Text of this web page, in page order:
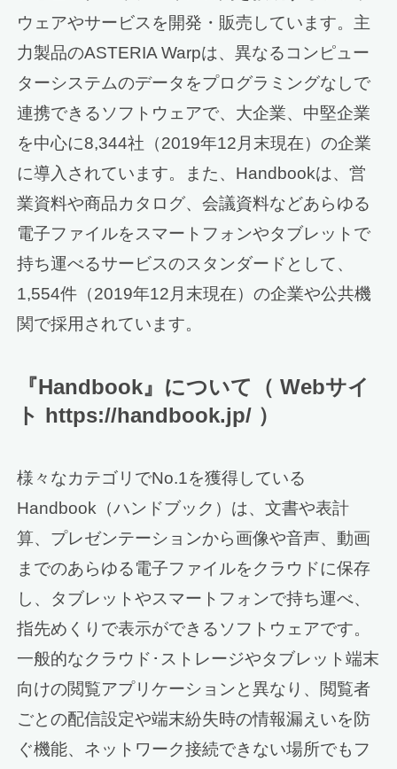
ウェアやサービスを開発・販売しています。主
力製品のASTERIA Warpは、異なるコンピュー
ターシステムのデータをプログラミングなしで
連携できるソフトウェアで、大企業、中堅企業
を中心に8,344社（2019年12月末現在）の企業
に導入されています。また、Handbookは、営
業資料や商品カタログ、会議資料などあらゆる
電子ファイルをスマートフォンやタブレットで
持ち運べるサービスのスタンダードとして、
1,554件（2019年12月末現在）の企業や公共機
関で採用されています。
『Handbook』について（ Webサイ
ト https://handbook.jp/ ）
様々なカテゴリでNo.1を獲得している
Handbook（ハンドブック）は、文書や表計
算、プレゼンテーションから画像や音声、動画
までのあらゆる電子ファイルをクラウドに保存
し、タブレットやスマートフォンで持ち運べ、
指先めくりで表示ができるソフトウェアです。
一般的なクラウド･ストレージやタブレット端末
向けの閲覧アプリケーションと異なり、閲覧者
ごとの配信設定や端末紛失時の情報漏えいを防
ぐ機能、ネットワーク接続できない場所でもフ